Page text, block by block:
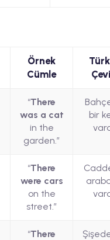
Örnek
Cümle
“There
was a cat
in the
garden.”
bir
“There
were cars
on the
street.”
“There